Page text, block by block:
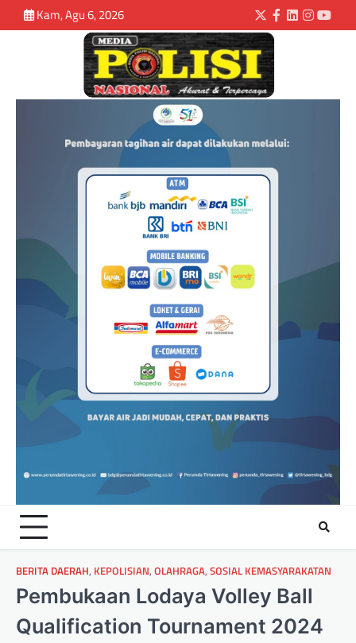
Kam, Agu 6, 2026
BERITA DAERAH, KEPOLISIAN, OLAHRAGA, SOSIAL KEMASYARAKATAN
Pembukaan Lodaya Volley Ball
Qualification Tournament 2024